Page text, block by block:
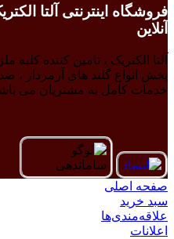
فروشگاه اینترنتی آلتا
آنلاین
آلتا الکتریک ، تامین کننده
پخش انواع گلند های آرمردار ،
خدمات کامل به مشتریان می
صفحه اصلی
سبد خرید
علاقه‌مندی‌ها
اعلانات